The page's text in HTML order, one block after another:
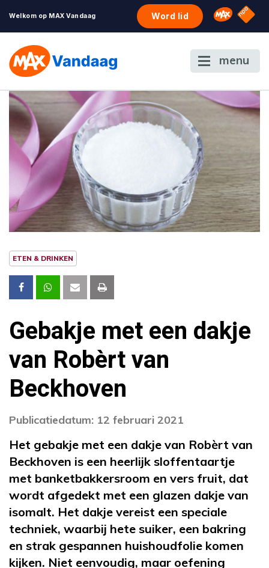
Welkom op MAX Vandaag Word lid Omroep
NPO
menu
ETEN & DRINKEN
Gebakje met een dakje
van Robèrt van
Beckhoven
Publicatiedatum: 12 februari 2021
Het gebakje met een dakje van Robèrt van
Beckhoven is een heerlijk sloffentaartje
met banketbakkersroom en vers fruit, dat
wordt afgedekt met een glazen dakje van
isomalt. Het dakje vereist een speciale
techniek, waarbij hete suiker, een bakring
en strak gespannen huishoudfolie komen
kijken. Niet eenvoudig, maar oefening